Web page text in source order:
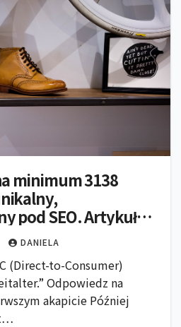
minimum 3138
pod SEO. Artykuł
6-7
nagłówek ma
w tagu , artykuł
DANIELA
(Direct-to-Consumer)
Odpowiedz na
akapicie Później